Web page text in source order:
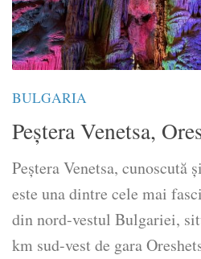
BULGARIA
Peștera Venetsa,
Peştera Venetsa, cunoscută
este una dintre cele mai
din nord-vestul Bulgariei,
km sud-vest de gara